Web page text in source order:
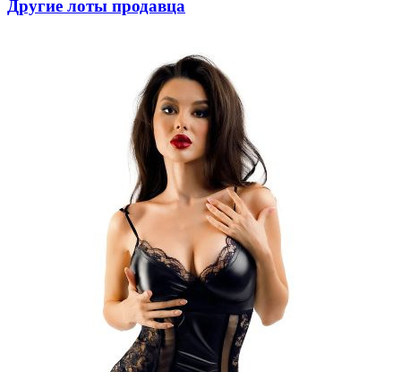
Другие лоты продавца